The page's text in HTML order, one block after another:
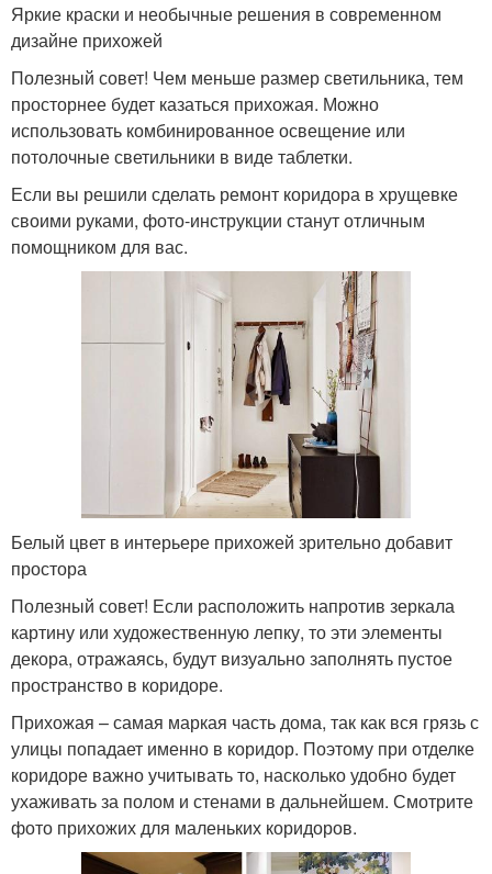
Яркие краски и необычные решения в современном
дизайне прихожей
Полезный совет! Чем меньше размер светильника, тем
просторнее будет казаться прихожая. Можно
использовать комбинированное освещение или
потолочные светильники в виде таблетки.
Если вы решили сделать ремонт коридора в хрущевке
своими руками, фото-инструкции станут отличным
помощником для вас.
Белый цвет в интерьере прихожей зрительно добавит
простора
Полезный совет! Если расположить напротив зеркала
картину или художественную лепку, то эти элементы
декора, отражаясь, будут визуально заполнять пустое
пространство в коридоре.
Прихожая – самая маркая часть дома, так как вся грязь с
улицы попадает именно в коридор. Поэтому при отделке
коридоре важно учитывать то, насколько удобно будет
ухаживать за полом и стенами в дальнейшем. Смотрите
фото прихожих для маленьких коридоров.